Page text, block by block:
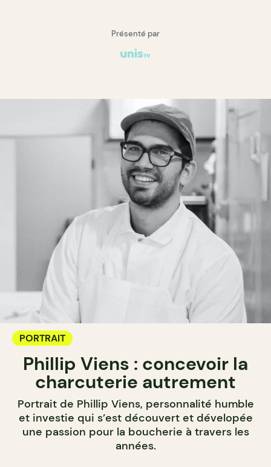
Présenté par
PORTRAIT
Phillip Viens : concevoir la
charcuterie autrement
Portrait de Phillip Viens, personnalité humble
et investie qui s’est découvert et dévelopée
une passion pour la boucherie à travers les
années.